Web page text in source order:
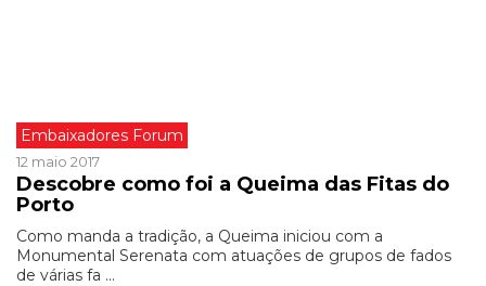
Embaixadores Forum
12 maio 2017
Descobre como foi a Queima das Fitas do
Porto
Como manda a tradição, a Queima iniciou com a
Monumental Serenata com atuações de grupos de fados
de várias fa ...